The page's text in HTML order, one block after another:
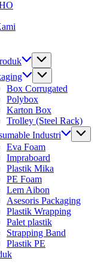
Box Corrugated
Polybox
Karton Box
Trolley (Steel Rack)
Industri
Eva Foam
Impraboard
Plastik Mika
PE Foam
Lem Aibon
Asesoris Packaging
Plastik Wrapping
Palet plastik
Strapping Band
Plastik PE